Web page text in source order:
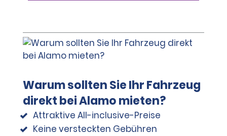
Warum sollten Sie Ihr Fahrzeug
direkt bei Alamo mieten?
Attraktive All-inclusive-Preise
Keine versteckten Gebühren